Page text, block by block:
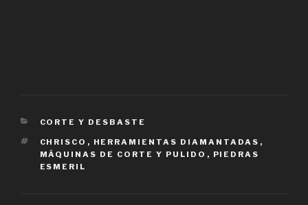
CATEGORIES
CORTE Y DESBASTE
TAGS
CHRISCO , HERRAMIENTAS DIAMANTADAS ,
MÁQUINAS DE CORTE Y PULIDO , PIEDRAS
ESMERIL